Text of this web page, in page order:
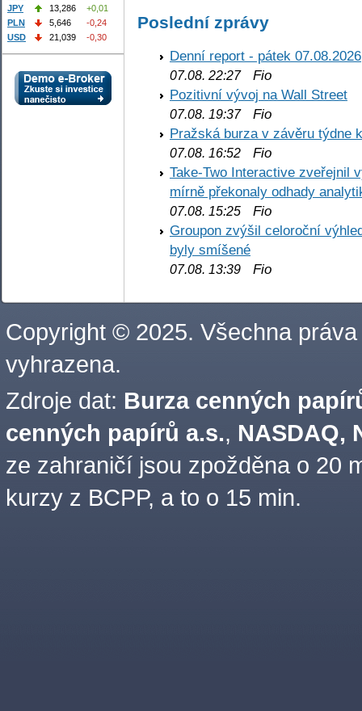
Poslední zprávy
Denní report - pátek 07.08.2026
07.08. 22:27Fio
Pozitivní vývoj na Wall Street
07.08. 19:37Fio
Pražská burza v závěru týdne
07.08. 16:52 Fio
Take-Two Interactive zveřejnil
mírně překonaly odhady
07.08. 15:25 Fio
Groupon zvýšil celoroční
byly smíšené
07.08. 13:39 Fio
JPY
13,286
+0,01
PLN
5,646
-0,24
USD
21,039 -0,30
Copyright © 2025. Všechna práva
vyhrazena.
Zdroje dat: Burza cenných
cenných papírů a.s., NASDAQ,
ze zahraničí jsou zpožděna o 20
kurzy z BCPP, a to o 15 min.